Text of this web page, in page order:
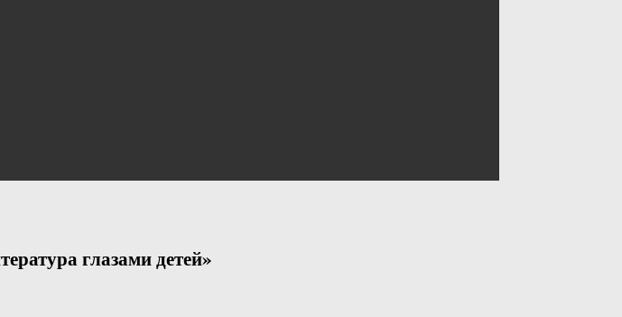
глазами детей»